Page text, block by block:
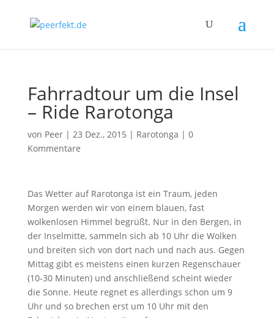
Fahrradtour um die Insel
– Ride Rarotonga
von Peer| 23 Dez., 2015 | Rarotonga | 0
Kommentare
Das Wetter auf Rarotonga ist ein Traum, jeden
Morgen werden wir von einem blauen, fast
wolkenlosen Himmel begrüßt. Nur in den Bergen, in
der Inselmitte, sammeln sich ab 10 Uhr die Wolken
und breiten sich von dort nach und nach aus. Gegen
Mittag gibt es meistens einen kurzen Regenschauer
(10-30 Minuten) und anschließend scheint wieder
die Sonne. Heute regnet es allerdings schon um 9
Uhr und so brechen erst um 10 Uhr mit den